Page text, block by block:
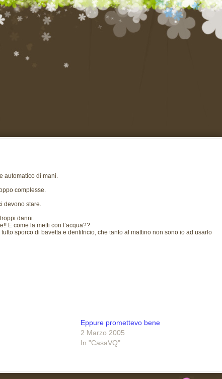
automatico di mani.
complesse.
devono stare.
danni.
E come la metti con l’acqua??
sporco di bavetta e dentifricio, che tanto al mattino non sono io ad usarlo
Eppure promettevo bene
2 Marzo 2005
In "CasaVQ"